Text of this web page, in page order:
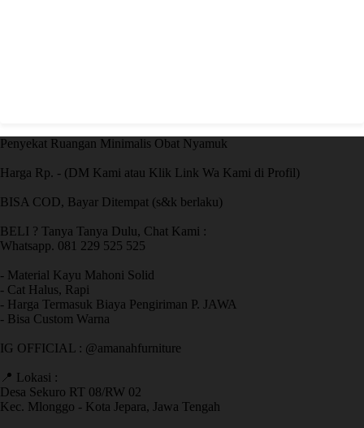
Penyekat Ruangan Minimalis Obat Nyamuk
Harga Rp. - (DM Kami atau Klik Link Wa Kami di Profil)
BISA COD, Bayar Ditempat (s&k berlaku)
BELI ? Tanya Tanya Dulu, Chat Kami :
Whatsapp. 081 229 525 525
- Material Kayu Mahoni Solid
- Cat Halus, Rapi
- Harga Termasuk Biaya Pengiriman P. JAWA
- Bisa Custom Warna
IG OFFICIAL : @amanahfurniture
📍 Lokasi :
Desa Sekuro RT 08/RW 02
Kec. Mlonggo - Kota Jepara, Jawa Tengah